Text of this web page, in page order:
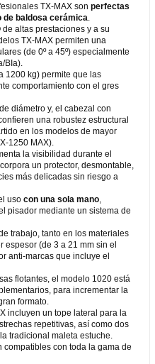
TX-MAX sonperfectas
de baldosa cerámica
altas prestaciones y a su
TX-MAX permiten una
(de 0º a 45º) especialmente
BIa).
1200 kg) permite que las
comportamiento con el gres
diámetro y, el cabezal con
una robustez estructural
en los modelos de mayor
1250 MAX).
la visibilidad durante el
un protector, desmontable,
más delicadas sin riesgo a
usocon una sola mano
pisador mediante un sistema de
trabajo, tanto en los materiales
espesor (de 3 a 21 mm sin el
anti-marcas que incluye el
flotantes, el modelo 1020 está
para incrementar la
formato.
incluyen un tope lateral para la
repetitivas, así como dos
tradicional maleta estuche.
compatibles con toda la gama de